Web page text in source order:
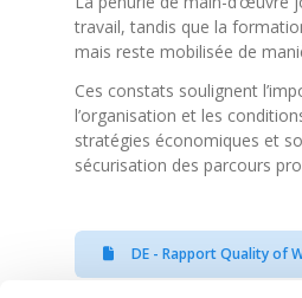
travail, tandis que la
mais reste mobilisée de
Ces constats soulignent
l’organisation et les
stratégies économiques et
sécurisation des parcours
DE - Rapport Quality of